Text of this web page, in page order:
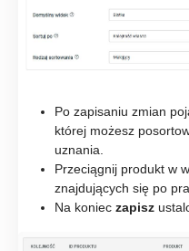
Po zapisaniu zmian
której możesz
uznania.
Przeciągnij produkt w
znajdujących się po
Na koniec zapisz